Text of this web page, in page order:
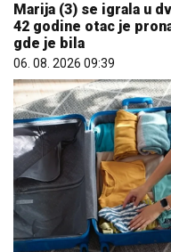
Marija (3) se igrala u
42 godine otac je
gde je bila
06. 08. 2026 09:39